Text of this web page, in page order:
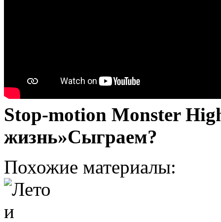
Stop-motion Monster
жизнь»Сыграем?
Похожие материалы: